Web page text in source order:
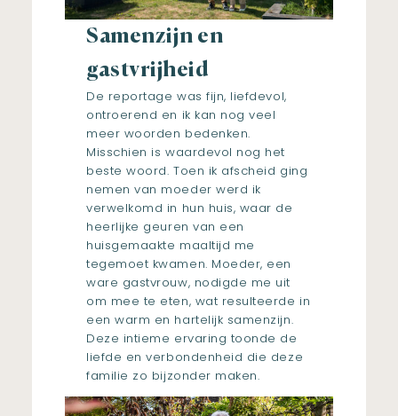
Samenzijn en
gastvrijheid
De reportage was fijn, liefdevol,
ontroerend en ik kan nog veel
meer woorden bedenken.
Misschien is waardevol nog het
beste woord. Toen ik afscheid ging
nemen van moeder werd ik
verwelkomd in hun huis, waar de
heerlijke geuren van een
huisgemaakte maaltijd me
tegemoet kwamen. Moeder, een
ware gastvrouw, nodigde me uit
om mee te eten, wat resulteerde in
een warm en hartelijk samenzijn.
Deze intieme ervaring toonde de
liefde en verbondenheid die deze
familie zo bijzonder maken.